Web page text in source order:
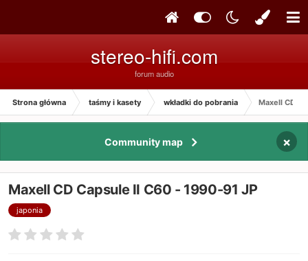
stereo-hifi.com
forum audio
Strona główna taśmy i kasety wkładki do pobrania Maxell CD
Community map ×
Maxell CD Capsule II C60 - 1990-91 JP
japonia